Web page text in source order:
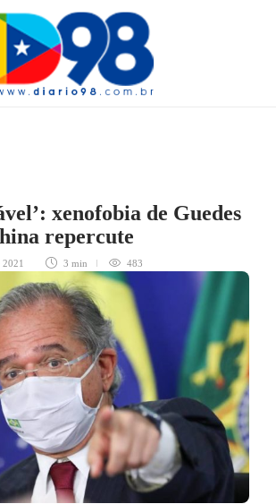
xenofobia de Guedes
repercute
3 min 483